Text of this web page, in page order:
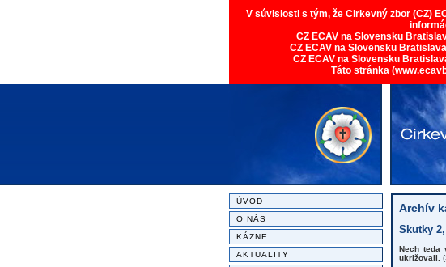
V súvislosti s tým, že Cirkevný zbor (CZ)
CZ ECAV na Slovensku
CZ ECAV na Slovensku
CZ ECAV na Slovensku
Táto stránka
ÚVOD
O NÁS
KÁZNE
AKTUALITY
Archív
Skutky
Nech teda
ukrižovali.